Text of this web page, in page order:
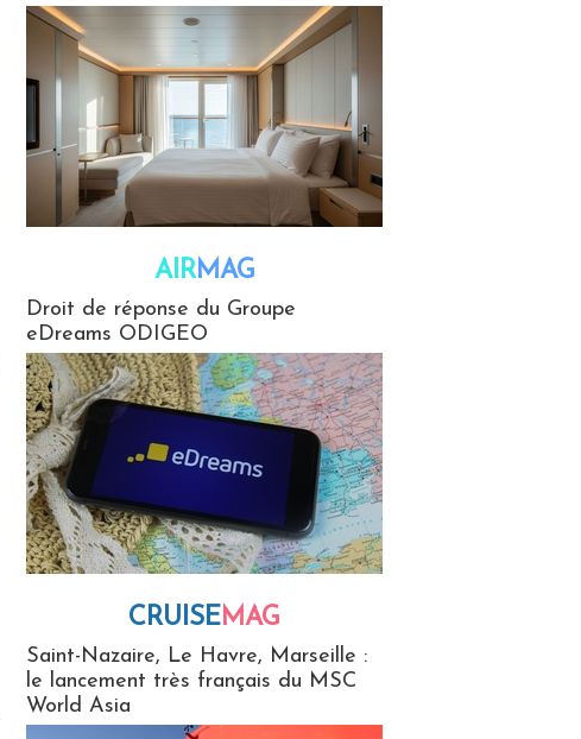
AIRMAG
Droit de réponse du Groupe
eDreams ODIGEO
CRUISEMAG
Saint-Nazaire, Le Havre, Marseille :
le lancement très français du MSC
World Asia